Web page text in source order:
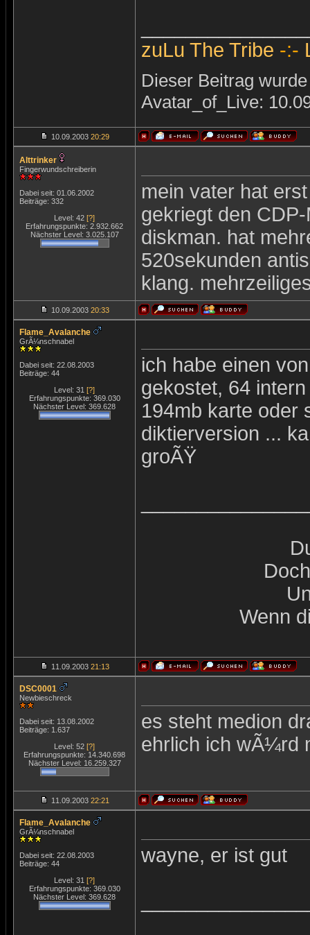
zuLu The Tribe -:-
Dieser Beitrag
Avatar_of_Live:
10.09.2003 20:29
Alttrinker
Fingerwundschreiberin
Dabei seit: 01.06.2002
Beiträge: 332
Level: 42 [?]
Erfahrungspunkte: 2.932.662
Nächster Level: 3.025.107
mein vater hat
gekriegt den
diskman. hat
520sekunden
klang.
10.09.2003 20:33
Flame_Avalanche
GrÃ¼nschnabel
Dabei seit: 22.08.2003
Beiträge: 44
Level: 31 [?]
Erfahrungspunkte: 369.030
Nächster Level: 369.628
ich habe einen
gekostet, 64
194mb karte oder
diktierversion ...
groÃŸ
Wenn
11.09.2003 21:13
DSC0001
Newbieschreck
Dabei seit: 13.08.2002
Beiträge: 1.637
Level: 52 [?]
Erfahrungspunkte: 14.340.698
Nächster Level: 16.259.327
es steht medion
ehrlich ich wÃ¼rd
11.09.2003 22:21
Flame_Avalanche
GrÃ¼nschnabel
Dabei seit: 22.08.2003
Beiträge: 44
Level: 31 [?]
Erfahrungspunkte: 369.030
Nächster Level: 369.628
wayne, er ist gut